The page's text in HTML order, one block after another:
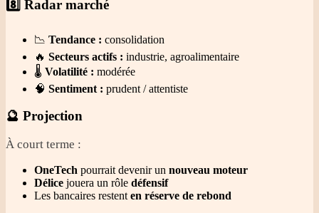
8️⃣ Radar marché
📉 Tendance : consolidation
🔥 Secteurs actifs : industrie, agroalimentaire
🌡️ Volatilité : modérée
🧠 Sentiment : prudent / attentiste
🔮 Projection
À court terme :
OneTech pourrait devenir un nouveau moteur
Délice jouera un rôle défensif
Les bancaires restent en réserve de rebond